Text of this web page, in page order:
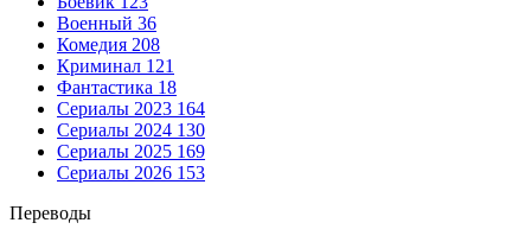
Военный 36
Комедия 208
Криминал 121
Фантастика 18
Сериалы 2023 164
Сериалы 2024 130
Сериалы 2025 169
Сериалы 2026 153
Переводы